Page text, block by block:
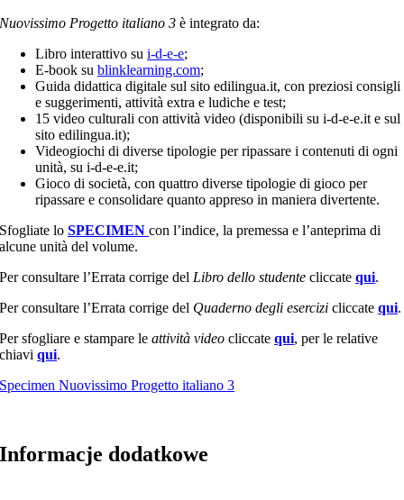
Nuovissimo Progetto italiano 3 è integrato da:
Libro interattivo sui-d-e-e;
E-book sublinklearning.com;
Guida didattica digitale sul sito edilingua.it, con preziosi consigli
e suggerimenti, attività extra e ludiche e test;
15 video culturali con attività video (disponibili su i-d-e-e.it e sul
sito edilingua.it);
Videogiochi di diverse tipologie per ripassare i contenuti di ogni
unità, su i-d-e-e.it;
Gioco di società, con quattro diverse tipologie di gioco per
ripassare e consolidare quanto appreso in maniera divertente.
Sfogliate loSPECIMENcon l’indice, la premessa e l’anteprima di
alcune unità del volume.
Per consultare l’Errata corrige del Libro dello studente cliccatequi.
Per consultare l’Errata corrige del Quaderno degli esercizi cliccatequi.
Per sfogliare e stampare leattività video cliccatequi, per le relative
chiaviqui.
Specimen Nuovissimo Progetto italiano 3
Informacje dodatkowe